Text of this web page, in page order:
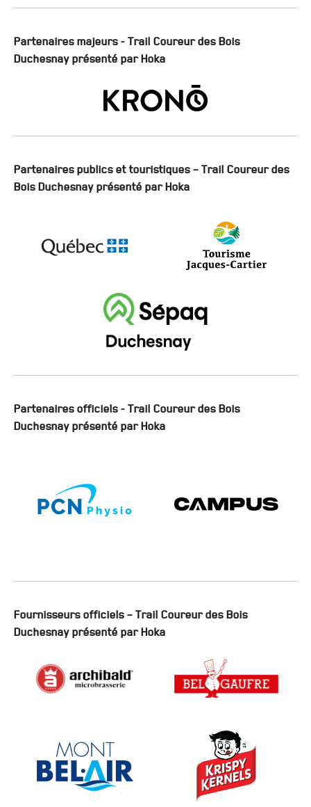
Partenaires majeurs - Trail Coureur des Bois
Duchesnay présenté par Hoka
Partenaires publics et touristiques – Trail Coureur des
Bois Duchesnay présenté par Hoka
Partenaires officiels - Trail Coureur des Bois
Duchesnay présenté par Hoka
Fournisseurs officiels – Trail Coureur des Bois
Duchesnay présenté par Hoka